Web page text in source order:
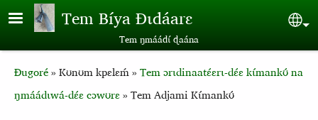
Aller au contenu principal
Tem Bíya Ɖɩdáarɛ
Tem ŋmáádɩ́ ɖaána
Breadcrumb
Ɖugoré Kʊnʊm kpɛlɛḿ Tem ɔrɩdinaatɛ́ɛrɩ-dɛ́ɛ kɩ́mankʊ́ na
ŋmáádɩwá-dɛ́ɛ cɔwʊrɛ Tem Adjami Kɩ́mankʊ́